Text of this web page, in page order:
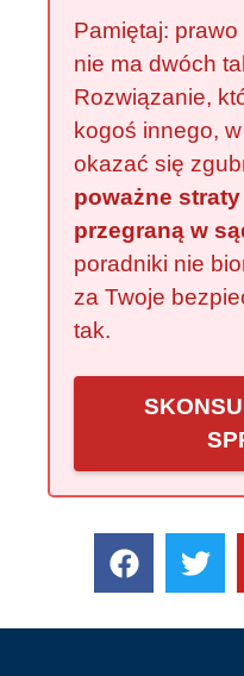
Pamiętaj:
nie ma dwóch
Rozwiązanie,
kogoś innego,
okazać się
poważne
przegraną w
poradniki nie
za Twoje
tak.